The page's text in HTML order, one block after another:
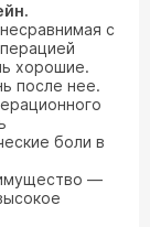
с
хорошие.
после нее.
боли в
—